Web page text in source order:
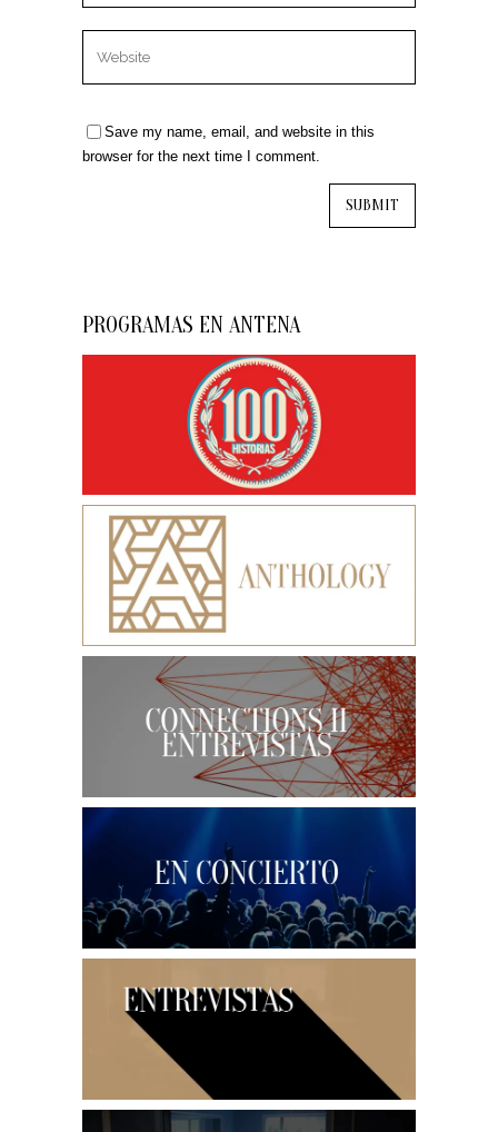
Save my name, email, and website in this
browser for the next time I comment.
PROGRAMAS EN ANTENA